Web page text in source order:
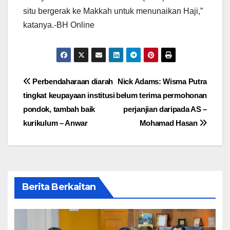
situ bergerak ke Makkah untuk menunaikan Haji,”
katanya.-BH Online
Post
navigation
Nick Adams: Wisma Putra
belum terima permohonan
perjanjian daripada AS –
Mohamad Hasan
Perbendaharaan diarah
tingkat keupayaan institusi
pondok, tambah baik
kurikulum – Anwar
Berita Berkaitan